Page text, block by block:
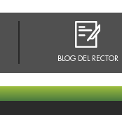
BLOG DEL RECTOR